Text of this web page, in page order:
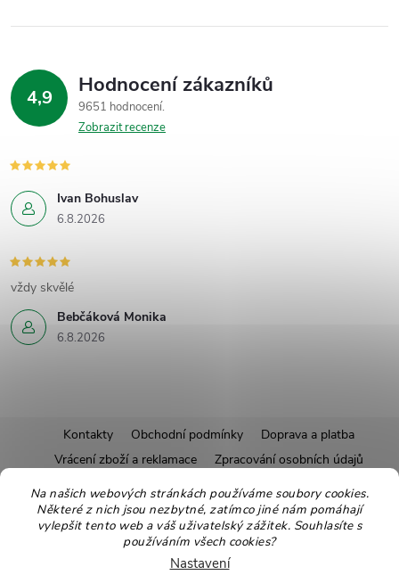
Na našich webových stránkách používáme soubory cookies.
Některé z nich jsou nezbytné, zatímco jiné nám pomáhají
vylepšit tento web a váš uživatelský zážitek. Souhlasíte s
používáním všech cookies?
Nastavení
4,9 Hodnocení zákazníků
9651 hodnocení
Zobrazit recenze
Ivan Bohuslav
6.8.2026
Bebčáková Monika
6.8.2026
vždy skvělé
á
Kontakty Obchodní podmínky
Doprava a platba
Vrácení zboží a reklamace
Zpracování osobních údajů
Pravidla soutěží
Affiliate program
Recepty
Pro nové dodavatele
Ekologické balení Moje objednávka